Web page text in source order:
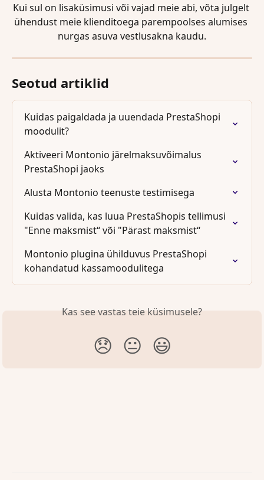
Kui sul on lisaküsimusi või vajad meie abi, võta julgelt
ühendust meie klienditoega parempoolses alumises
nurgas asuva vestlusakna kaudu.
Seotud artiklid
Kuidas paigaldada ja uuendada PrestaShopi
moodulit?
Aktiveeri Montonio järelmaksuvõimalus
PrestaShopi jaoks
Alusta Montonio teenuste testimisega
Kuidas valida, kas luua PrestaShopis tellimusi
"Enne maksmist“ või "Pärast maksmist“
Montonio plugina ühilduvus PrestaShopi
kohandatud kassamoodulitega
Kas see vastas teie küsimusele?
😞 😐 😃